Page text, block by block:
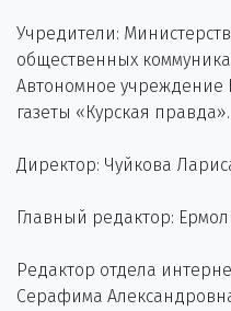
Учредители:
общественных
Автономное учреждение
газеты «Курская правда».
Директор: Чуйкова
Главный редактор:
Редактор отдела
Серафима